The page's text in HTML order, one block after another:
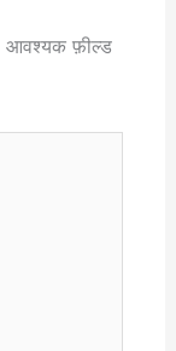
आवश्यक फ़ील्ड